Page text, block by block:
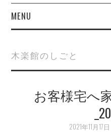
MENU
商品情報
木楽館のしごと
お客様宅へ
2021年11月17日